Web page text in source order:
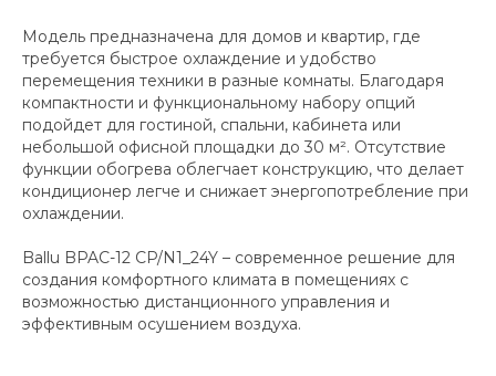
Модель предназначена для домов и квартир, где
требуется быстрое охлаждение и удобство
перемещения техники в разные комнаты. Благодаря
компактности и функциональному набору опций
подойдет для гостиной, спальни, кабинета или
небольшой офисной площадки до 30 м². Отсутствие
функции обогрева облегчает конструкцию, что делает
кондиционер легче и снижает энергопотребление при
охлаждении.
Ballu BPAC-12 CP/N1_24Y – современное решение для
создания комфортного климата в помещениях с
возможностью дистанционного управления и
эффективным осушением воздуха.